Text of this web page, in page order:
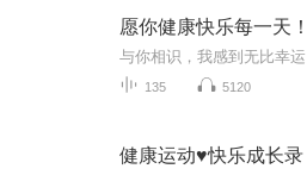
愿你健康快乐每一天！
135 5120
健康运动♥快乐成长录